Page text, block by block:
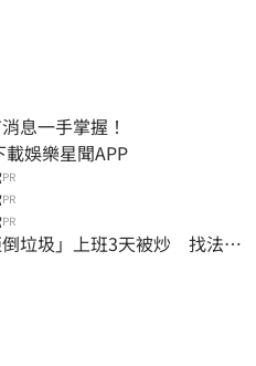
息一手掌握！
動態 即刻下載娛樂星聞APP
PR
PR
PR
垃圾」上班3天被炒 找法院